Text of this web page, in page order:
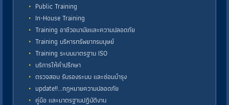
Public Training
In-House Training
Training อาชีวอนามัยและความปลอดภัย
Training บริหารทรัพยากรมนุษย์
Training ระบบมาตรฐาน ISO
บริการให้คำปรึกษา
ตรวจสอบ รับรองระบบ และซ่อมบำรุง
update!!...กฎหมายความปลอดภัย
คู่มือ และมาตรฐานปฏิบัติงาน